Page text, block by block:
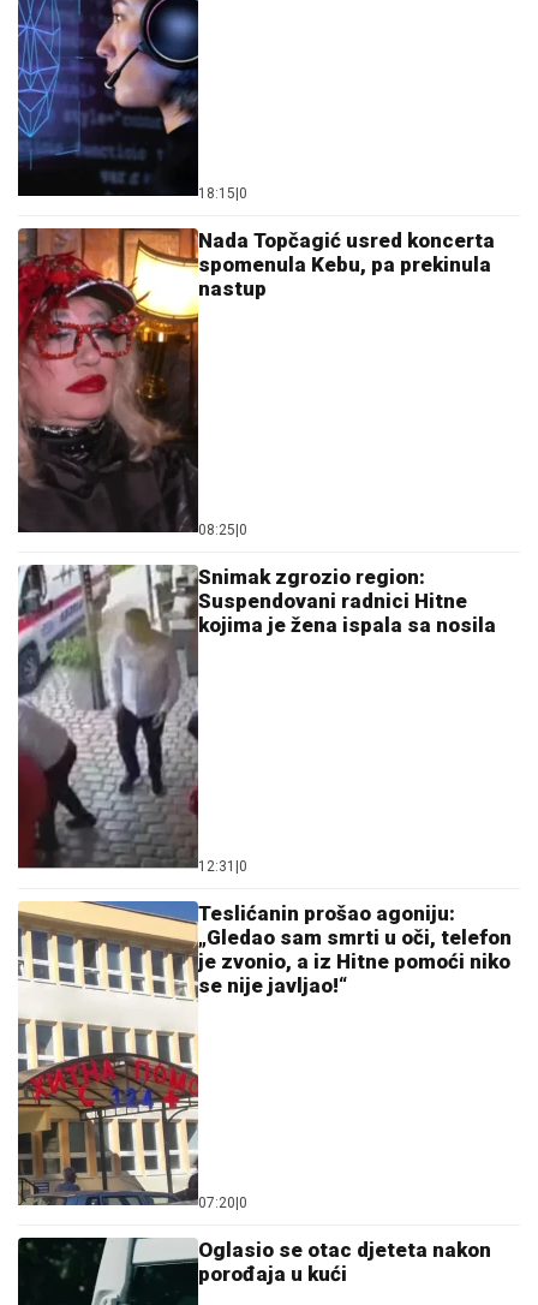
18:15 0
Nada Topčagić usred koncerta
spomenula Kebu, pa prekinula
nastup
08:25 0
Snimak zgrozio region:
Suspendovani radnici Hitne
kojima je žena ispala sa nosila
12:31 0
Teslićanin prošao agoniju:
„Gledao sam smrti u oči, telefon
je zvonio, a iz Hitne pomoći niko
se nije javljao!“
07:20 0
Oglasio se otac djeteta nakon
porođaja u kući